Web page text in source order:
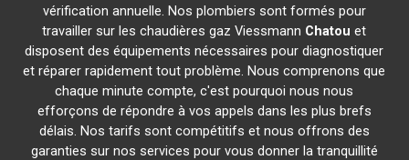
vérification annuelle. Nos plombiers sont formés pour
travailler sur les chaudières gaz Viessmann Chatou et
disposent des équipements nécessaires pour diagnostiquer
et réparer rapidement tout problème. Nous comprenons que
chaque minute compte, c'est pourquoi nous nous
efforçons de répondre à vos appels dans les plus brefs
délais. Nos tarifs sont compétitifs et nous offrons des
garanties sur nos services pour vous donner la tranquillité